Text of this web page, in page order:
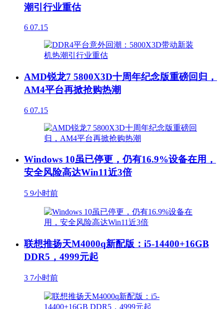
潮引行业重估
6 07.15
AMD锐龙7 5800X3D十周年纪念版重磅回归，
AM4平台再掀抢购热潮
6 07.15
Windows 10虽已停更，仍有16.9%设备在用，
安全风险高达Win11近3倍
5 9小时前
联想推扬天M4000q新配版：i5-14400+16GB
DDR5，4999元起
3 7小时前